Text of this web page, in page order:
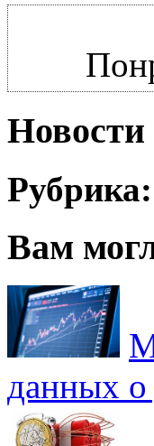
Новости
Рубрика:
Вам
данных о